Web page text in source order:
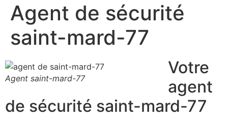
Agent de sécurité
saint-mard-77
Agent saint-mard-77
Votre
agent
de sécurité saint-mard-77